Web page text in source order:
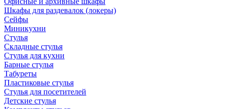
Шкафы для раздевалок (локеры)
Сейфы
Миникухни
Стулья
Складные стулья
Стулья для кухни
Барные стулья
Табуреты
Пластиковые стулья
Стулья для посетителей
Детские стулья